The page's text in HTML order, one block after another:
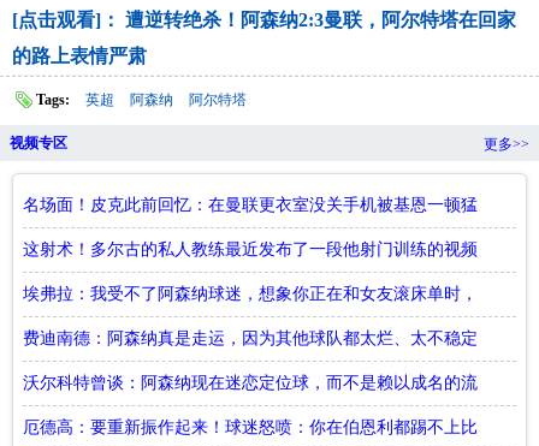
[点击观看]： 遭逆转绝杀！阿森纳2:3曼联，阿尔特塔在回家
的路上表情严肃
Tags: 英超 阿森纳 阿尔特塔
视频专区 更多>>
名场面！皮克此前回忆：在曼联更衣室没关手机被基恩一顿猛
训！
这射术！多尔古的私人教练最近发布了一段他射门训练的视频
集锦
埃弗拉：我受不了阿森纳球迷，想象你正在和女友滚床单时，
有人抓住了你的命根子
费迪南德：阿森纳真是走运，因为其他球队都太烂、太不稳定
了
沃尔科特曾谈：阿森纳现在迷恋定位球，而不是赖以成名的流
畅足球
厄德高：要重新振作起来！球迷怒喷：你在伯恩利都踢不上比